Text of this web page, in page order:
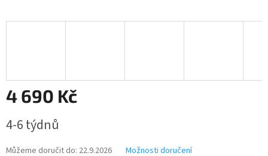
4 690 Kč
cena:
4-6 týdnů
Můžeme doručit do: 22.9.2026 Možnosti doručení